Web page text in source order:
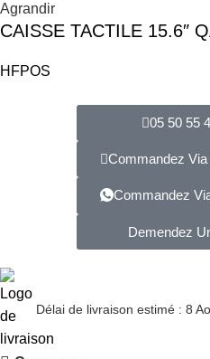
Agrandir
CAISSE TACTILE 15.6″
HFPOS
05 50 55
Commandez
Commandez
Demendez
Délai de livraison estimé : 8